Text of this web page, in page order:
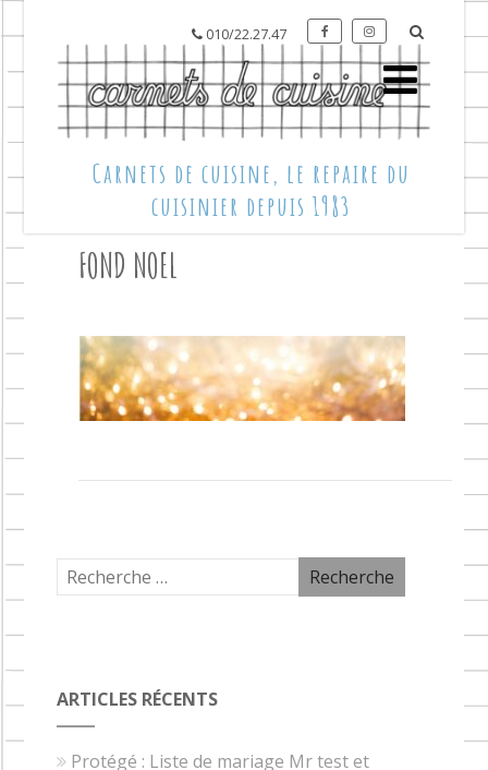
010/22.27.47
Carnets de cuisine, le repaire du
cuisinier depuis 1983
FOND NOEL
ARTICLES RÉCENTS
Protégé : Liste de mariage Mr test et